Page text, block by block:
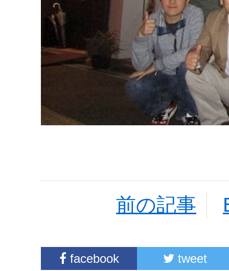
前の記事
facebook tweet